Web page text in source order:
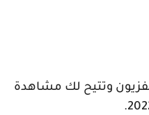
وتتيح لك مشاهدة